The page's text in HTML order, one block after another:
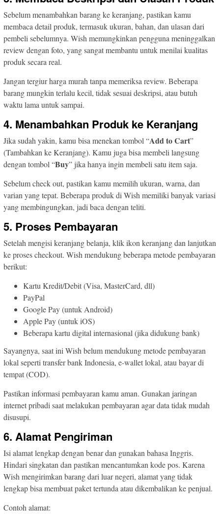
Sebelum menambahkan barang ke keranjang, pastikan kamu
membaca detail produk, termasuk ukuran, bahan, dan ulasan dari
pembeli sebelumnya. Wish memungkinkan pengguna meninggalkan
review dengan foto, yang sangat membantu untuk menilai kualitas
produk secara real.
Jangan tergiur harga murah tanpa memeriksa review. Beberapa
barang mungkin terlalu kecil, tidak sesuai deskripsi, atau butuh
waktu lama untuk sampai.
4. Menambahkan Produk ke Keranjang
Jika sudah yakin, kamu bisa menekan tombol “Add to Cart”
(Tambahkan ke Keranjang). Kamu juga bisa membeli langsung
dengan tombol “Buy” jika hanya ingin membeli satu item saja.
Sebelum check out, pastikan kamu memilih ukuran, warna, dan
varian yang tepat. Beberapa produk di Wish memiliki banyak variasi
yang membingungkan, jadi baca dengan teliti.
5. Proses Pembayaran
Setelah mengisi keranjang belanja, klik ikon keranjang dan lanjutkan
ke proses checkout. Wish mendukung beberapa metode pembayaran
berikut:
Kartu Kredit/Debit (Visa, MasterCard, dll)
PayPal
Google Pay (untuk Android)
Apple Pay (untuk iOS)
Beberapa kartu digital internasional (jika didukung bank)
Sayangnya, saat ini Wish belum mendukung metode pembayaran
lokal seperti transfer bank Indonesia, e-wallet lokal, atau bayar di
tempat (COD).
Pastikan informasi pembayaran kamu aman. Gunakan jaringan
internet pribadi saat melakukan pembayaran agar data tidak mudah
disusupi.
6. Alamat Pengiriman
Isi alamat lengkap dengan benar dan gunakan bahasa Inggris.
Hindari singkatan dan pastikan mencantumkan kode pos. Karena
Wish mengirimkan barang dari luar negeri, alamat yang tidak
lengkap bisa membuat paket tertunda atau dikembalikan ke penjual.
Contoh alamat: